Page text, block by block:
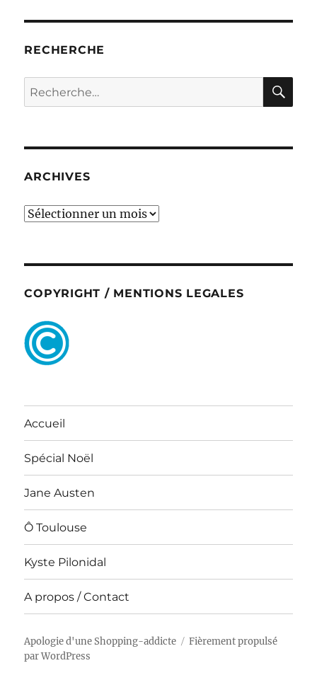
RECHERCHE
Recherche
pour :
ARCHIVES
ARCHIVES
COPYRIGHT / MENTIONS LEGALES
Accueil
Spécial Noël
Jane Austen
Ô Toulouse
Kyste Pilonidal
A propos / Contact
Apologie d'une Shopping-addicte
Fièrement propulsé
par WordPress